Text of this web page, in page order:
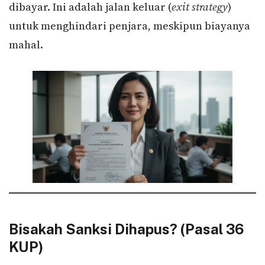
dibayar. Ini adalah jalan keluar (exit strategy)
untuk menghindari penjara, meskipun biayanya
mahal.
Bisakah Sanksi Dihapus? (Pasal 36
KUP)